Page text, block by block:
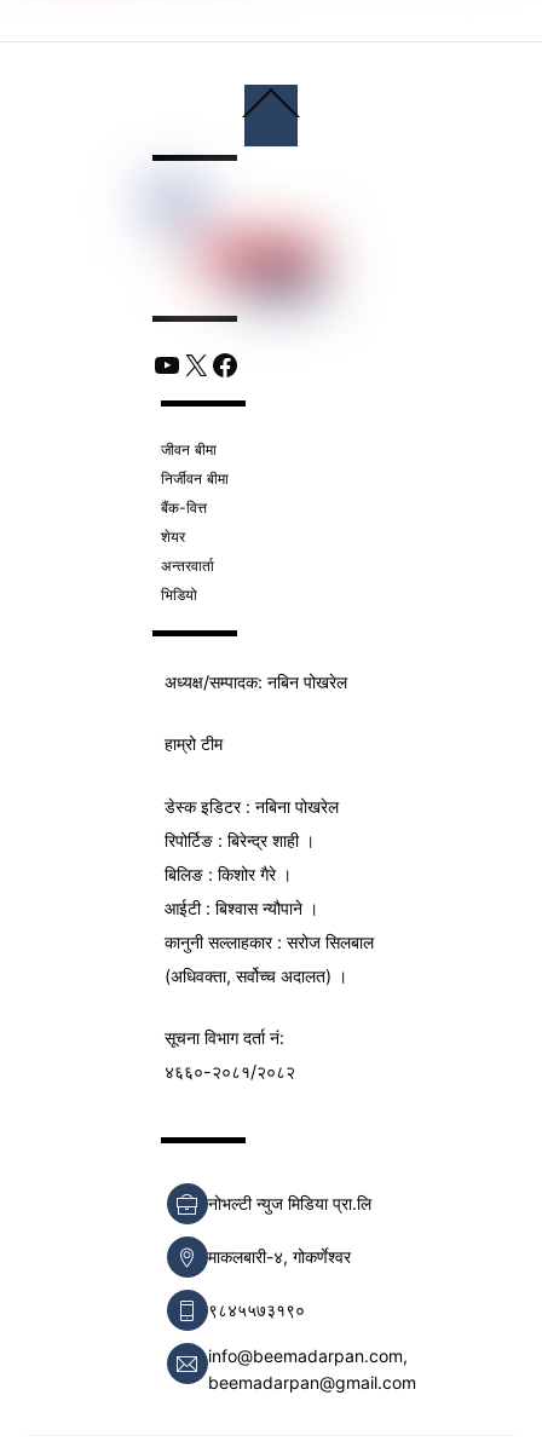
To
YouTube
X Facebook
जीवन बीमा
निर्जीवन बीमा
बैंक-वित्त
शेयर
अन्तरवार्ता
भिडियो
अध्यक्ष/सम्पादक: नबिन पोखरेल
हाम्रो टीम
डेस्क इडिटर : नबिना पोखरेल
रिपोर्टिङ : बिरेन्द्र शाही ।
बिलिङ : किशोर गैरे ।
आईटी : बिश्वास न्यौपाने ।
कानुनी सल्लाहकार : सरोज सिलबाल
(अधिवक्ता, सर्वोच्च अदालत) ।
सूचना विभागदर्ता नं:
४६६०-२०८१/२०८२
नोभल्टी न्युज मिडिया प्रा.लि
माकलबारी-४, गोकर्णेश्वर
९८४५५७३१९०
info@beemadarpan.com,
beemadarpan@gmail.com